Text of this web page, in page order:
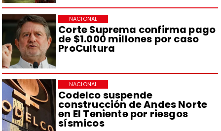
Corte Suprema confirma pago
de $1.000 millones por caso
ProCultura
NACIONAL
Codelco suspende
construcción de Andes Norte
en El Teniente por riesgos
sísmicos
NACIONAL